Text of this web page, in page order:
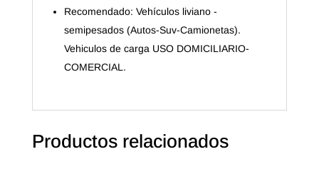
Recomendado: Vehículos liviano -
semipesados (Autos-Suv-Camionetas).
Vehiculos de carga USO DOMICILIARIO-
COMERCIAL.
Productos relacionados